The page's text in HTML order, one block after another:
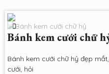
Bánh kem cưới chữ
Bánh kem cưới chữ hỷ đẹp
cưới, hỏi